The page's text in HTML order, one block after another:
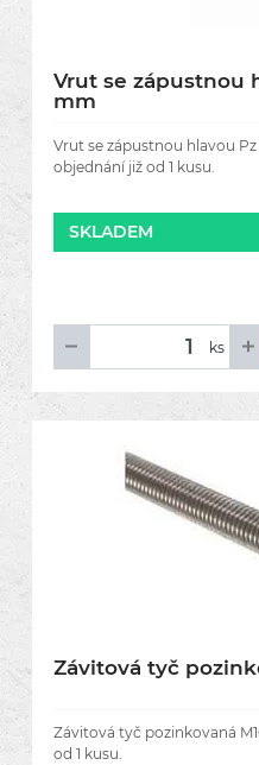
Vrut se zápustnou
mm
Vrut se zápustnou hlavou
objednání již od 1 kusu.
SKLADEM
ks
Závitová tyč
Závitová tyč pozinkovaná
od 1 kusu.